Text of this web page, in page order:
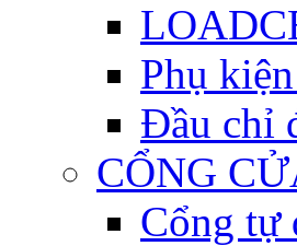
Phụ
Đầu chỉ
CỔNG
Cổng tự